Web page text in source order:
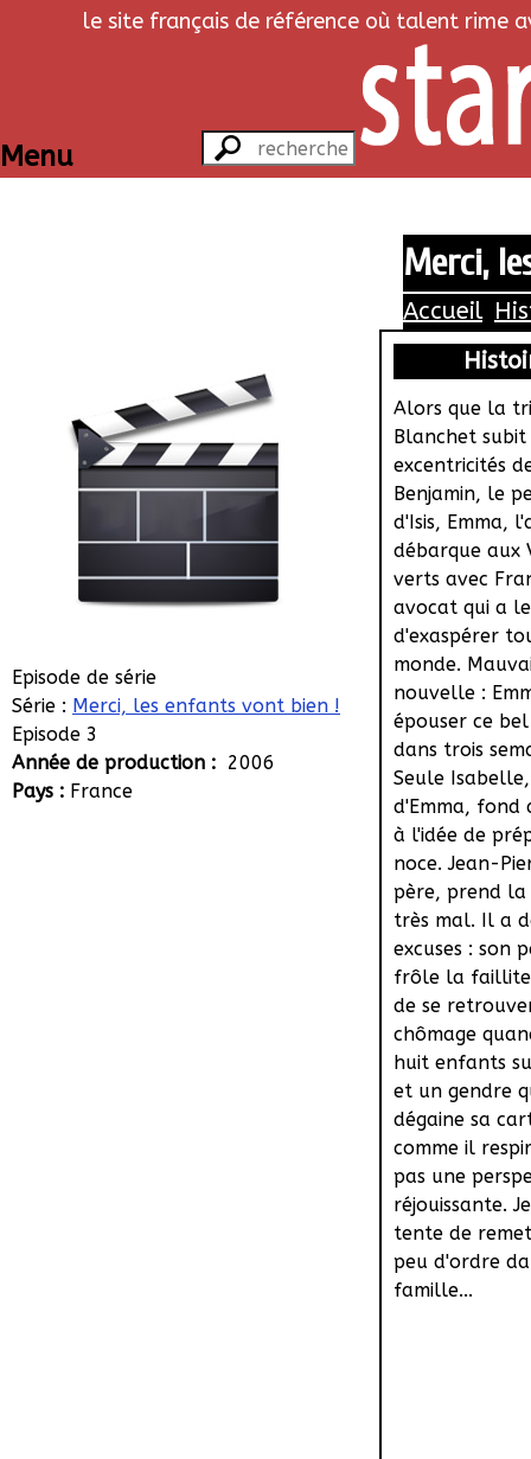
le site français de référence où talent rime
Menu
Episode de série
Série : Merci, les enfants vont bien !
Episode 3
Année de production : 2006
Pays : France
Merci,
Accueil
Alors que la
Blanchet subit
excentricités
Benjamin, le
d'Isis, Emma,
débarque aux
verts avec
avocat qui a
d'exaspérer
monde.
nouvelle :
épouser ce
dans trois
Seule
d'Emma, fond
à l'idée de
noce. Jean-
père, prend la
très mal. Il a
excuses : son
frôle la
de se
chômage
huit enfants
et un gendre
dégaine sa
comme il
pas une
réjouissante.
tente de
peu d'ordre
famille...